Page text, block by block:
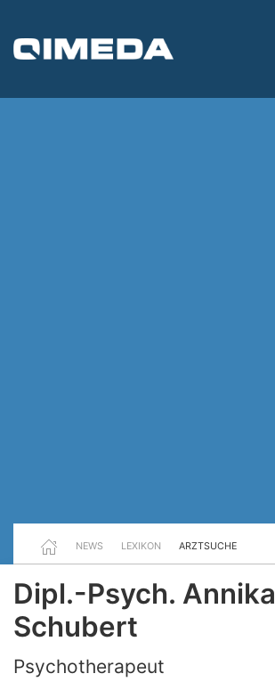
NEWS LEXIKON ARZTSUCHE
Dipl.-Psych. Annika
Schubert
Psychotherapeut